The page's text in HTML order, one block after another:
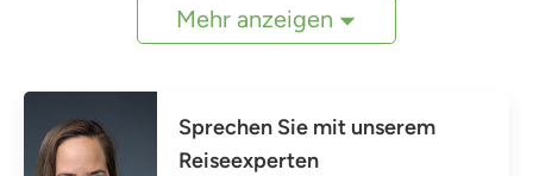
Mehr anzeigen
Sprechen Sie mit unserem
Reiseexperten